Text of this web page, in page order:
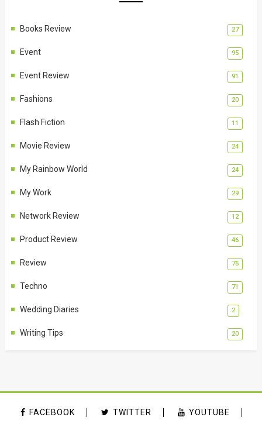
Books Review 27
Event 95
Event Review 91
Fashions 20
Flash Fiction 11
Movie Review 24
My Rainbow World 24
My Work 29
Network Review 12
Product Review 46
Review 75
Techno 71
Wedding Diaries 2
Writing Tips 20
FACEBOOK TWITTER YOUTUBE